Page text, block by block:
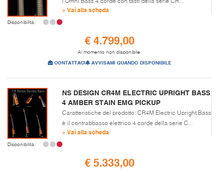
l'Omni Bass 4 corde con tasti della serie CR...
» Vai alla scheda
Disponibilità:
€ 4.799,00
Al momento non disponibile.
CONTATTACI AVVISAMI QUANDO DISPONIBILE
NS DESIGN CR4M ELECTRIC UPRIGHT BASS
4 AMBER STAIN EMG PICKUP
Caratteristiche del prodotto: CR4M Electric Upright Bass
è il contrabbasso elettrico 4 corde della serie C...
» Vai alla scheda
Disponibilità:
€ 5.333,00